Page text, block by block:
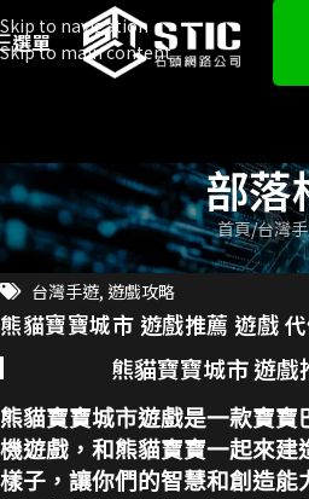
Skip to navigation
Skip to main content
選單
部落
首頁 台灣
台灣手遊, 遊戲攻略
熊貓寶寶城市 遊戲推薦 遊戲
熊貓寶寶城市 遊戲
熊貓寶寶城市遊戲是一款寶寶
機遊戲，和熊貓寶寶一起來建
樣子，讓你們的智慧和創造能